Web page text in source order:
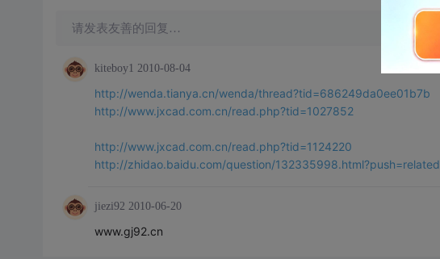
请发表友善的回复…
kiteboy1 2010-08-04
http://wenda.tianya.cn/wenda/thread?tid=686249da0ee01b7b
http://www.jxcad.com.cn/read.php?tid=1027852
http://www.jxcad.com.cn/read.php?tid=1124220
http://zhidao.baidu.com/question/132335998.html?push=related
jiezi92 2010-06-20
www.gj92.cn